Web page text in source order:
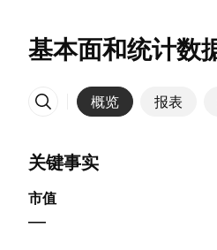
基本面和统计数
概览 报表
更多
关键事实
市值
—